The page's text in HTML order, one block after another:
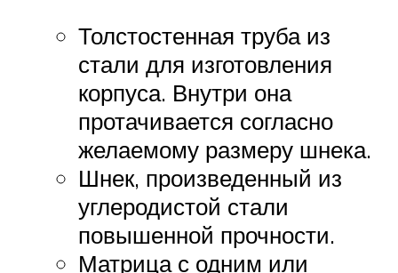
Толстостенная труба из
стали для изготовления
корпуса. Внутри она
протачивается согласно
желаемому размеру шнека.
Шнек, произведенный из
углеродистой стали
повышенной прочности.
Матрица с одним или